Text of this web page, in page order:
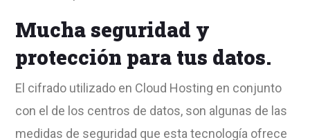
Mucha seguridad y
protección para tus datos.
El cifrado utilizado en Cloud Hosting en conjunto
con el de los centros de datos, son algunas de las
medidas de seguridad que esta tecnología ofrece